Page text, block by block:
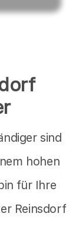
sind
hohen
für Ihre
Reinsdorf